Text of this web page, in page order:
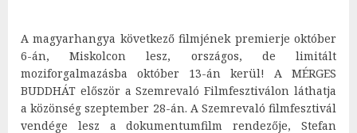
A magyarhangya következő filmjének premierje október
6-án, Miskolcon lesz, országos, de limitált
moziforgalmazásba október 13-án kerül! A MÉRGES
BUDDHÁT először a Szemrevaló Filmfesztiválon láthatja
a közönség szeptember 28-án. A Szemrevaló filmfesztivál
vendége lesz a dokumentumfilm rendezője, Stefan